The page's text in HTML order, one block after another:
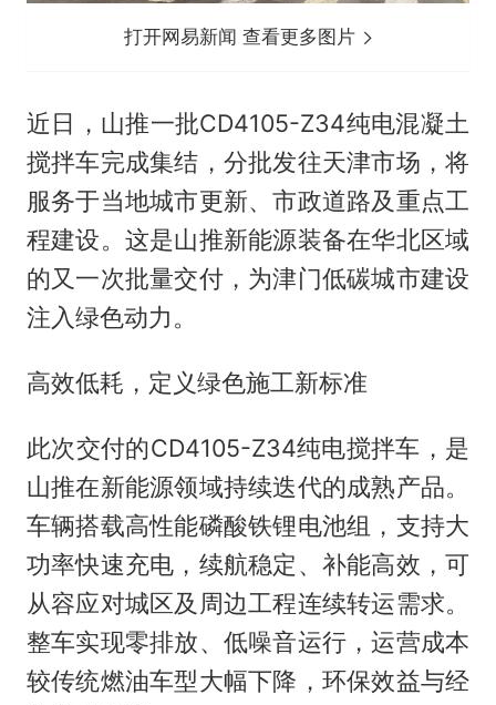
打开网易新闻 查看更多图片
近日，山推一批CD4105-Z34纯电混凝土
搅拌车完成集结，分批发往天津市场，将
服务于当地城市更新、市政道路及重点工
程建设。这是山推新能源装备在华北区域
的又一次批量交付，为津门低碳城市建设
注入绿色动力。
高效低耗，定义绿色施工新标准
此次交付的CD4105-Z34纯电搅拌车，是
山推在新能源领域持续迭代的成熟产品。
车辆搭载高性能磷酸铁锂电池组，支持大
功率快速充电，续航稳定、补能高效，可
从容应对城区及周边工程连续转运需求。
整车实现零排放、低噪音运行，运营成本
较传统燃油车型大幅下降，环保效益与经